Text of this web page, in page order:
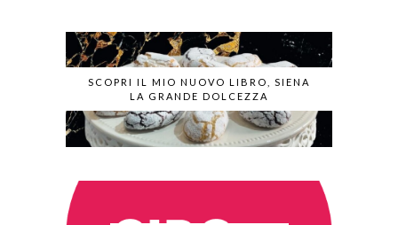
SCOPRI IL MIO NUOVO LIBRO, SIENA
LA GRANDE DOLCEZZA